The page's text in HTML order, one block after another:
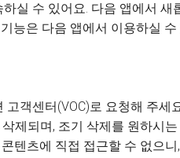
실 수 있어요. 다음 앱에서
능은 다음 앱에서 이용하실 수
객센터(VOC)로 요청해 주세
제되며, 조기 삭제를 원하시
텐츠에 직접 접근할 수 없으